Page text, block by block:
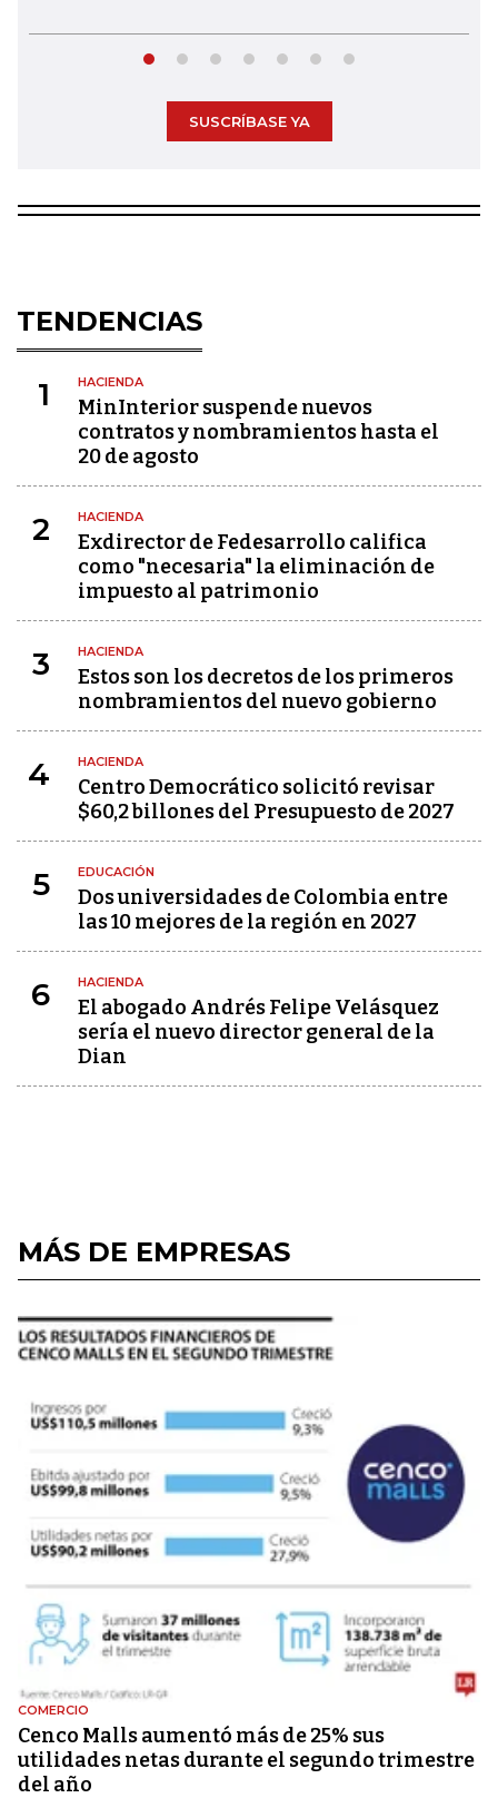
SUSCRÍBASE YA
TENDENCIAS
1 HACIENDA
MinInterior suspende nuevos
contratos y nombramientos hasta el
20 de agosto
2 HACIENDA
Exdirector de Fedesarrollo califica
como "necesaria" la eliminación de
impuesto al patrimonio
3 HACIENDA
Estos son los decretos de los primeros
nombramientos del nuevo gobierno
4 HACIENDA
Centro Democrático solicitó revisar
$60,2 billones del Presupuesto de 2027
5 EDUCACIÓN
Dos universidades de Colombia entre
las 10 mejores de la región en 2027
6 HACIENDA
El abogado Andrés Felipe Velásquez
sería el nuevo director general de la
Dian
MÁS DE EMPRESAS
COMERCIO
Cenco Malls aumentó más de 25% sus
utilidades netas durante el segundo trimestre
del año